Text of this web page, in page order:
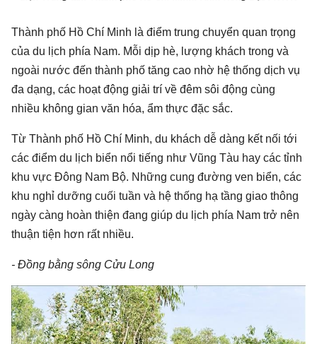
Thành phố Hồ Chí Minh là điểm trung chuyển quan trọng
của du lịch phía Nam. Mỗi dịp hè, lượng khách trong và
ngoài nước đến thành phố tăng cao nhờ hệ thống dịch vụ
đa dạng, các hoạt động giải trí về đêm sôi động cùng
nhiều không gian văn hóa, ẩm thực đặc sắc.
Từ Thành phố Hồ Chí Minh, du khách dễ dàng kết nối tới
các điểm du lịch biển nổi tiếng như Vũng Tàu hay các tỉnh
khu vực Đông Nam Bộ. Những cung đường ven biển, các
khu nghỉ dưỡng cuối tuần và hệ thống hạ tầng giao thông
ngày càng hoàn thiện đang giúp du lịch phía Nam trở nên
thuận tiện hơn rất nhiều.
- Đồng bằng sông Cửu Long